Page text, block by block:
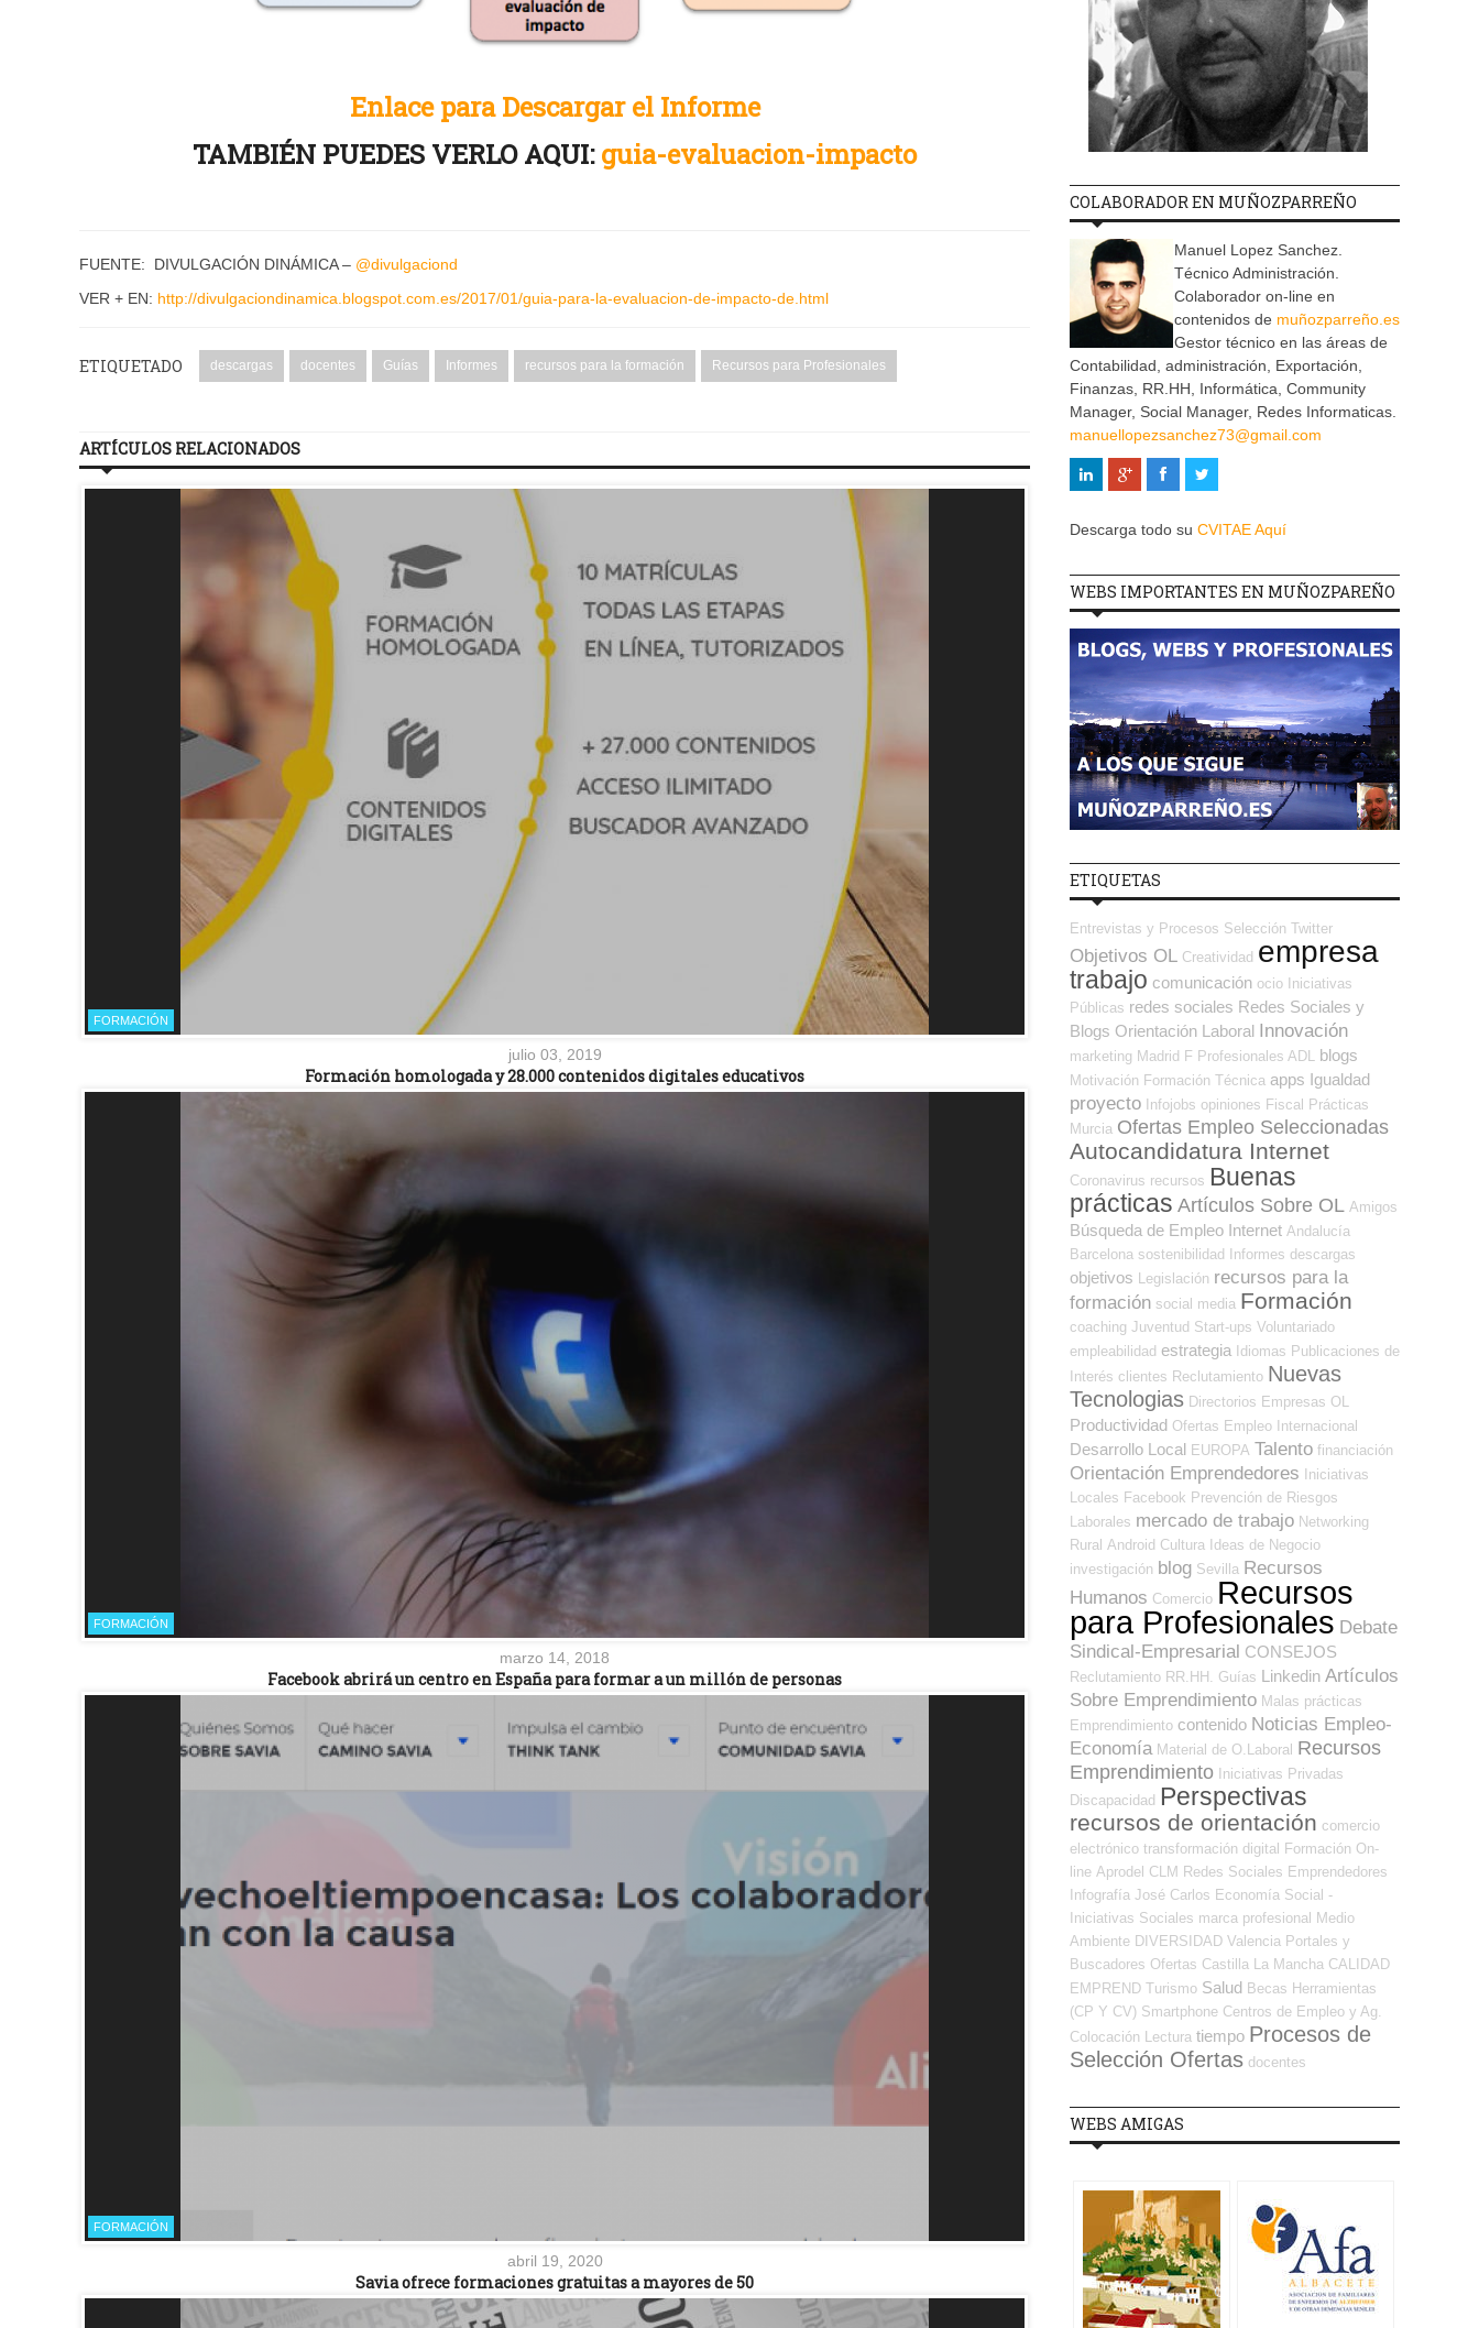
Enlace para Descargar el Informe
TAMBIÉN PUEDES VERLO AQUI:guia-evaluacion-impacto
FUENTE: DIVULGACIÓN DINÁMICA – @divulgaciond
VER + EN: http://divulgaciondinamica.blogspot.com.es/2017/01/guia-para-la-evaluacion-de-impacto-de.html
ETIQUETADO descargas docentes Guías Informes recursos para la formación Recursos para Profesionales
ARTÍCULOS RELACIONADOS
FORMACIÓN
julio 03, 2019
Formación homologada y 28.000 contenidos digitales educativos
FORMACIÓN
marzo 14, 2018
Facebook abrirá un centro en España para formar a un millón de personas
FORMACIÓN
abril 19, 2020
Savia ofrece formaciones gratuitas a mayores de 50
COLABORADOR EN MUÑOZPARREÑO
Manuel Lopez Sanchez.
Técnico Administración.
Colaborador on-line en
contenidos de muñozparreño.es
Gestor técnico en las áreas de
Contabilidad, administración, Exportación,
Finanzas, RR.HH, Informática, Community
Manager, Social Manager, Redes Informaticas.
manuellopezsanchez73@gmail.com
Descarga todo su CVITAE Aquí
WEBS IMPORTANTES EN MUÑOZPAREÑO
ETIQUETAS
Entrevistas y Procesos Selección Twitter
Objetivos OL Creatividad empresa
trabajo comunicación ocio Iniciativas
Públicas redes sociales Redes Sociales y
Blogs Orientación Laboral Innovación
marketing Madrid F Profesionales ADL blogs
Motivación Formación Técnica apps Igualdad
proyecto Infojobs opiniones Fiscal
Prácticas
Murcia Ofertas Empleo Seleccionadas
Autocandidatura Internet
Coronavirus recursos Buenas
prácticas Artículos Sobre OL Amigos
Búsqueda de Empleo Internet Andalucía
Barcelona sostenibilidad Informes descargas
objetivos Legislación recursos para la
formación social media Formación
coaching Juventud Start-ups Voluntariado
empleabilidad estrategia Idiomas Publicaciones de
Interés clientes Reclutamiento Nuevas
Tecnologias Directorios Empresas OL
Productividad Ofertas Empleo Internacional
Desarrollo Local EUROPA Talento financiación
Orientación Emprendedores
Iniciativas
Locales Facebook Prevención de Riesgos
Laborales mercado de trabajo Networking
Rural Android Cultura
Ideas de Negocio
investigación blog Sevilla Recursos
Humanos Comercio Recursos
para Profesionales Debate
Sindical-Empresarial CONSEJOS
Reclutamiento RR.HH. Guías Linkedin Artículos
Sobre Emprendimiento Malas prácticas
Emprendimiento contenido Noticias Empleo-
Economía Material de O.Laboral Recursos
Emprendimiento Iniciativas Privadas
Discapacidad Perspectivas
recursos de orientación comercio
electrónico transformación digital
Formación On-
line Aprodel CLM Redes Sociales Emprendedores
Infografía José Carlos Economía Social -
Iniciativas Sociales marca profesional
Medio
Ambiente DIVERSIDAD Valencia Portales y
Buscadores Ofertas Castilla La Mancha CALIDAD
EMPREND Turismo Salud Becas Herramientas
(CP Y CV) Smartphone Centros de Empleo y Ag.
Colocación
Lectura tiempo Procesos de
Selección Ofertas docentes
WEBS AMIGAS